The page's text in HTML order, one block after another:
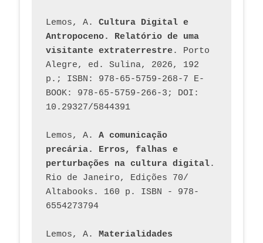
Lemos, A. Cultura Digital e
Antropoceno. Relatório de uma
visitante extraterrestre. Porto
Alegre, ed. Sulina, 2026, 192
p.; ISBN: 978-65-5759-268-7 E-
BOOK: 978-65-5759-266-3; DOI:
10.29327/5844391
Lemos, A. A comunicação
precária. Erros, falhas e
perturbações na cultura digital.
Rio de Janeiro, Edições 70/
Altabooks. 160 p. ISBN - 978-
6554273794
Lemos, A. Materialidades